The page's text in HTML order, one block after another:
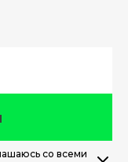
со всеми